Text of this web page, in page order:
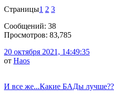
Страницы1 2 3
Сообщений: 38
Просмотров: 83,785
20 октября 2021, 14:49:35
от Haos
И все же...Какие БАДы